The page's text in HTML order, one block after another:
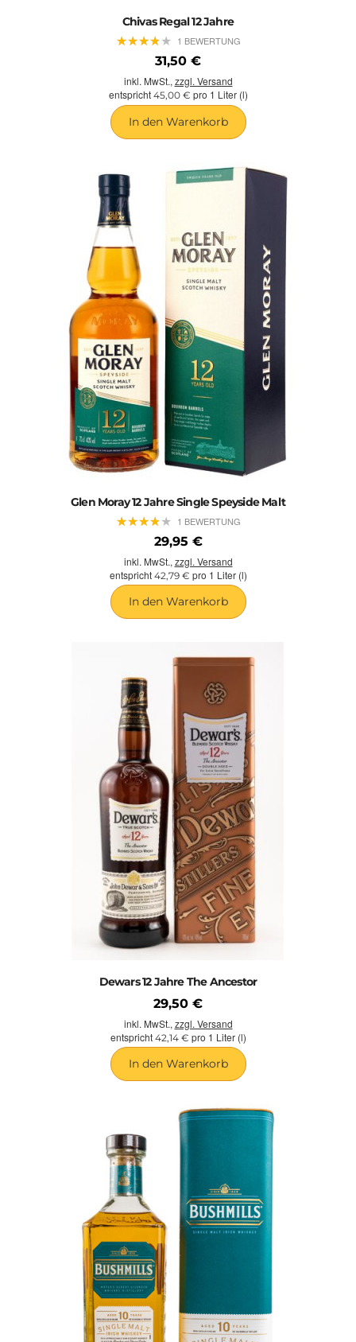
Chivas Regal 12 Jahre
★★★★★
★★★★★ 1 BEWERTUNG
31,50 €
inkl. MwSt., zzgl. Versand
entspricht 45,00 € pro 1 Liter (l)
In den Warenkorb
Glen Moray 12 Jahre Single Speyside Malt
★★★★★
★★★★★ 1 BEWERTUNG
29,95 €
inkl. MwSt., zzgl. Versand
entspricht 42,79 € pro 1 Liter (l)
In den Warenkorb
Dewars 12 Jahre The Ancestor
29,50 €
inkl. MwSt., zzgl. Versand
entspricht 42,14 € pro 1 Liter (l)
In den Warenkorb